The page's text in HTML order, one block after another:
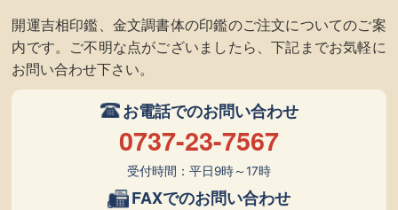
開運吉相印鑑、金文調書体の印鑑のご注文についてのご案
内です。ご不明な点がございましたら、下記までお気軽に
お問い合わせ下さい。
お電話でのお問い合わせ
0737-23-7567
受付時間：平日9時～17時
FAXでのお問い合わせ